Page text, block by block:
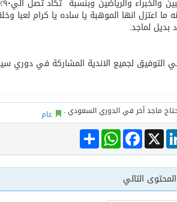
ما اعتزل انها الموهبة يا ساده يا كرام لعبا
بديل لماجد.
التوفيق لجميع الاندية المشاركة في دوري
عام
Share
WhatsAppFacebook X
المحتوى التالي